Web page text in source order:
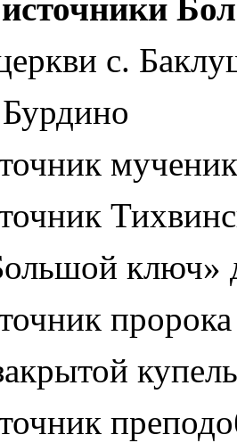
с.
ключ»